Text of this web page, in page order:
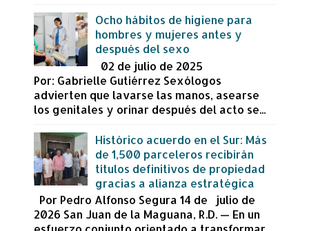
Ocho hábitos de higiene para
hombres y mujeres antes y
después del sexo
02 de julio de 2025
Por: Gabrielle Gutiérrez Sexólogos
advierten que lavarse las manos, asearse
los genitales y orinar después del acto se...
Histórico acuerdo en el Sur: Más
de 1,500 parceleros recibirán
títulos definitivos de propiedad
gracias a alianza estratégica
Por Pedro Alfonso Segura 14 de julio de
2026 San Juan de la Maguana, R.D. — En un